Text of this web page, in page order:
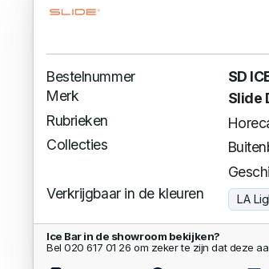
Bestelnummer
SD
Merk
Slide
Rubrieken
Collecties
Verkrijgbaar in de kleuren
LA
Ice Bar in de showroom bekijken?
Bel 020 617 01 26 om zeker te zijn dat deze